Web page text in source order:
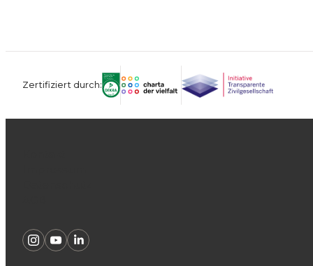
Zertifiziert durch: